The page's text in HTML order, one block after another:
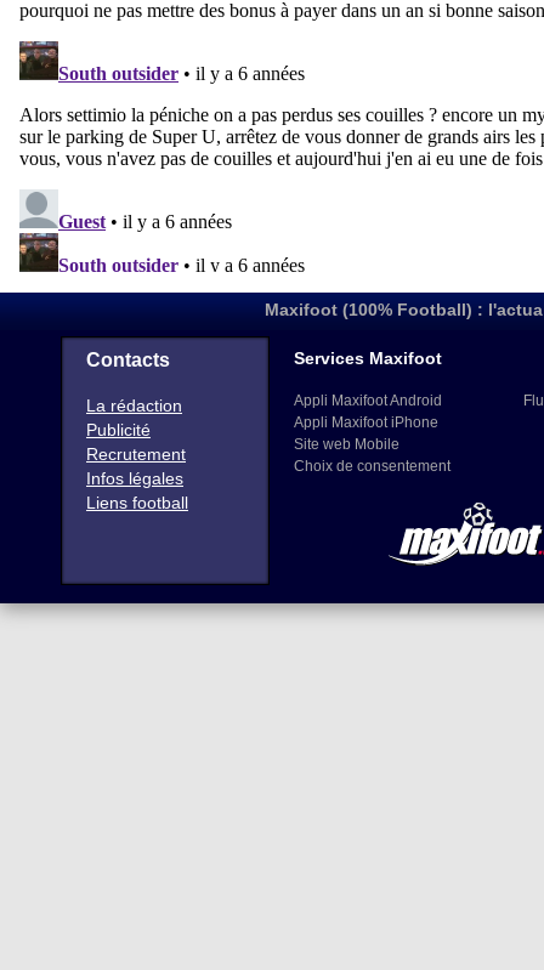
Maxifoot (100% Football) :
Contacts
La rédaction
Publicité
Recrutement
Infos légales
Liens football
Services Maxifoot
Appli Maxifoot Android
Appli Maxifoot iPhone
Site web Mobile
Choix de consentement